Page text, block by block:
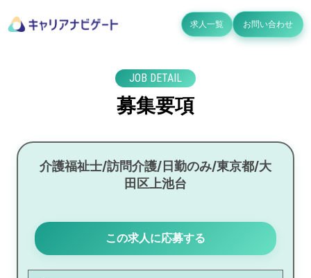
求人一覧 お問い合わせ
JOB DETAIL
募集要項
介護福祉士/訪問介護/日勤のみ/東京都/大
田区上池台
この求人に応募する